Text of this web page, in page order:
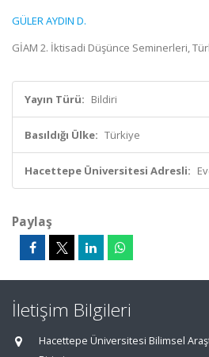
GÜLER AYDIN D.
GİAM 2. İktisadi Düşünce Seminerleri,
Yayın Türü: Bildiri
Basıldığı Ülke: Türkiye
Hacettepe Üniversitesi Adresli:
Paylaş
İletişim Bilgileri
Hacettepe Üniversitesi Bilimsel